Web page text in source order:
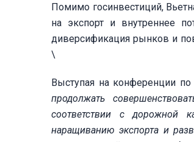
Помимо госинвестиций,
на экспорт и внутреннее
диверсификация рынков и
\
Выступая на конференции
продолжать
соответствии с дорожной
наращиванию экспорта и